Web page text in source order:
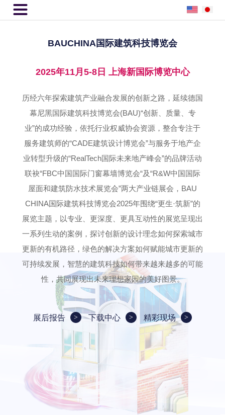

BAUCHINA国际建筑科技博览会
2025年11月5-8日 上海新国际博览中心
历经六年探索建筑产业融合发展的创新之路，延续德国
幕尼黑国际建筑科技博览会(BAU)“创新、质量、专
业”的成功经验，依托行业权威协会资源，整合专注于
服务建筑师的“CADE建筑设计博览会”与服务于地产企
业转型升级的“RealTech国际未来地产峰会”的品牌活动
联袂“FBC中国国际门窗幕墙博览会“及“R&W中国国际
屋面和建筑防水技术展览会”两大产业链展会，BAU
CHINA国际建筑科技博览会2025年围绕“更生·筑新”的
展览主题，以专业、更深度、更具互动性的展览呈现出
一系列生动的案例，探讨创新的设计理念如何探索城市
更新的有机路径，绿色的解决方案如何赋能城市更新的
可持续发展，智慧的建筑科技如何带来越来越多的可能
性，共同展现出未来理想家园的美好图景。
展后报告 下载中心 精彩现场